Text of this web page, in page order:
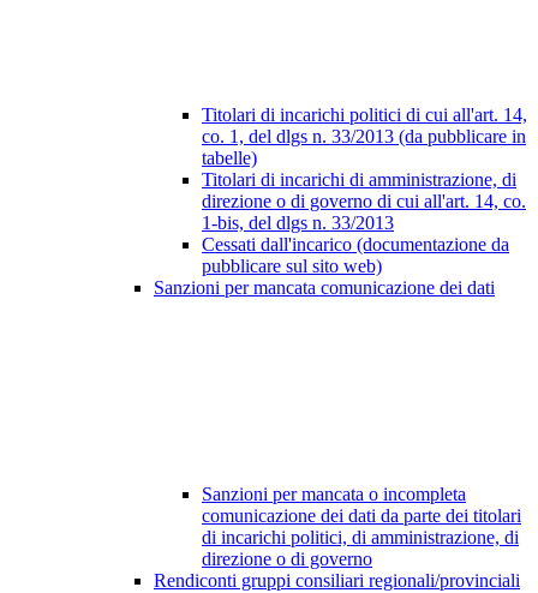
Titolari di incarichi politici di cui all'art. 14,
co. 1, del dlgs n. 33/2013 (da pubblicare in
tabelle)
Titolari di incarichi di amministrazione, di
direzione o di governo di cui all'art. 14, co.
1-bis, del dlgs n. 33/2013
Cessati dall'incarico (documentazione da
pubblicare sul sito web)
Sanzioni per mancata comunicazione dei dati
Sanzioni per mancata o incompleta
comunicazione dei dati da parte dei titolari
di incarichi politici, di amministrazione, di
direzione o di governo
Rendiconti gruppi consiliari regionali/provinciali